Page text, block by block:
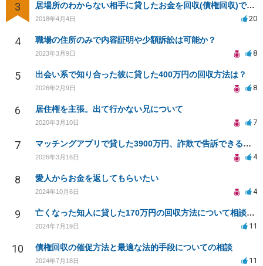
3 居場所のわからない相手に貸したお金を回収(債権回収)できますか？
2018年4月4日 20
4 職場の住所のみで内容証明や少額訴訟は可能か？
2023年3月9日 8
5 出会い系で知り合った彼に貸した400万円の回収方法は？
2026年2月9日 8
6 居住権を主張。出て行かない兄について
2020年3月10日 7
7 マッチングアプリで貸した3900万円、詐欺で告訴できるか？
2026年3月16日 4
8 愛人からお金を返してもらいたい
2024年10月6日 4
9 亡くなった知人に貸した170万円の回収方法について相談したい
2024年7月19日 11
10 債権回収の催促方法と最適な法的手段についての相談
2024年7月18日 11